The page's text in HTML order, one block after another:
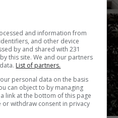
and information from
and other device
by and shared with 231
this site. We and our partners
List of partners.
personal data on the basis
can object to by managing
link at the bottom of this page
or withdraw consent in privacy